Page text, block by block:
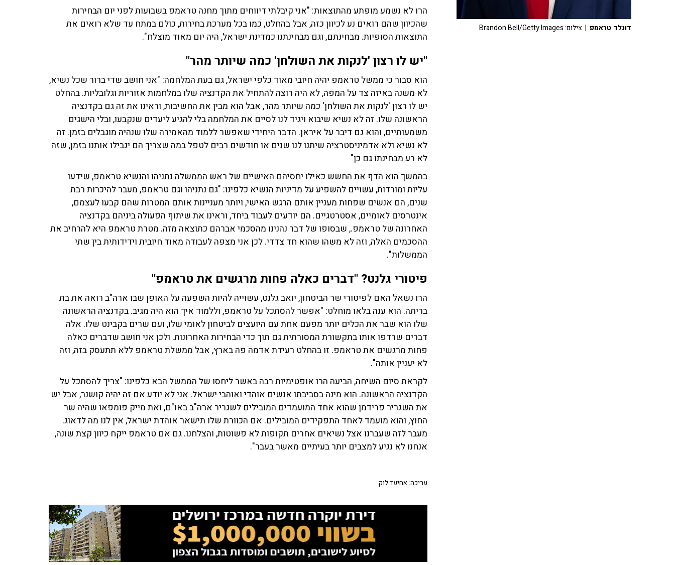
הרו לא נשמע מופתע מהתוצאות: "אני קיבלתי דיווחים מתוך מחנה טראמפ בשבועות לפני יום הבחירות
שהכיוון שהם רואים נע לכיוון כזה, אבל בהחלט, כמו בכל מערכת בחירות, כולם במתח עד שלא רואים את
התוצאות הסופיות. מבחינתם, וגם מבחינתנו כמדינת ישראל, היה יום מאוד מוצלח".
"יש לו רצון 'לנקות את השולחן' כמה שיותר מהר"
הוא סבור כי ממשל טראמפ יהיה חיובי מאוד כלפי ישראל, גם בעת המלחמה: "אני חושב שדי ברור שכל נשיא,
לא משנה באיזה צד על המפה, לא היה רוצה להתחיל את הקדנציה שלו במלחמות אזוריות וגלובליות. בהחלט
יש לו רצון 'לנקות את השולחן' כמה שיותר מהר, אבל הוא מבין את החשיבות, וראינו את זה גם בקדנציה
הראשונה שלו. זה לא נשיא שיבוא ויגיד לנו לסיים את המלחמה בלי להגיע ליעדים שנקבעו, ובלי הישגים
משמעותיים, והוא גם דיבר על איראן. הדבר היחידי שאפשר ללמוד מהאמירה שלו שנהיה מוגבלים בזמן. זה
לא נשיא ולא אדמיניסטרציה שיתנו לנו שנים או חודשים רבים לטפל במה שצריך הם יגבילו אותנו בזמן, שזה
לא רע מבחינתו גם כן"
בהמשך הוא הדף את החשש כאילו יחסיהם האישיים של ראש הממשלה נתניהו והנשיא טראמפ, שידעו
עליות ומורדות, עשויים להשפיע על מדיניות הנשיא כלפינו: "גם נתניהו וגם טראמפ, מעבר להיכרות רבת
שנים, הם אנשים שפחות מעניין אותם הרגש האישי, ויותר מעניינות אותם המטרות שהם קבעו לעצמם,
אינטרסים לאומיים, אסטרטגיים. הם יודעים לעבוד ביחד, וראינו את שיתוף הפעולה ביניהם בקדנציה
האחרונה של טראמפ., שבסופו של דבר נהנינו מהסכמי אברהם כתוצאה מזה. מטרת טראמפ היא להרחיב את
ההסכמים האלה, וזה לא משהו שהוא חד צדדי. לכן אני מצפה לעבודה מאוד חיובית וידידותית בין שתי
הממשלות".
פיטורי גלנט? "דברים כאלה פחות מרגשים את טראמפ"
הרו נשאל האם לפיטורי שר הביטחון, יואב גלנט, עשוייה להיות השפעה על האופן שבו ארה"ב רואה את בת
בריתה. הוא ענה בלאו מוחלט: "אפשר להסתכל על טראמפ, וללמוד איך הוא היה מגיב. בקדנציה הראשונה
שלו הוא שבר את הכלים יותר מפעם אחת עם היועצים לביטחון לאומי שלו, ועם שרים בקבינט שלו. אלה
דברים שרדפו אותו בתקשורת המסורתית גם תוך כדי הבחירות האחרונות. ולכן אני חושב שדברים כאלה
פחות מרגשים את טראמפ. זו בהחלט רעידת אדמה פה בארץ, אבל ממשלת טראמפ ללא תתעסק בזה, וזה
לא יעניין אותה".
לקראת סיום השיחה, הביעה הרו אופטימיות רבה באשר ליחסו של הממשל הבא כלפינו: "צריך להסתכל על
הקדנציה הראשונה. הוא מינה בסביבתו אנשים אוהדי ואוהבי ישראל. אני לא יודע אם זה יהיה קושנר, אבל יש
את השגריר פרידמן שהוא אחד המועמדים המובילים לשגריר ארה"ב באו"ם, ואת מייק פומפאו שהיה שר
החוץ, והוא מועמד לאחד התפקידים המובילים. אם הכוורת שלו תישאר אוהדת ישראל, אין לנו מה לדאוג.
מעבר לזה שעברנו אצל נשיאים אחרים תקופות לא פשוטות, והצלחנו. גם אם טראמפ ייקח כיוון קצת שונה,
אנחנו לא נגיע למצבים יותר בעיתיים מאשר בעבר".
עריכה: אחיעד לוק
דונלד טראמפ | צילום: Brandon Bell/Getty Images